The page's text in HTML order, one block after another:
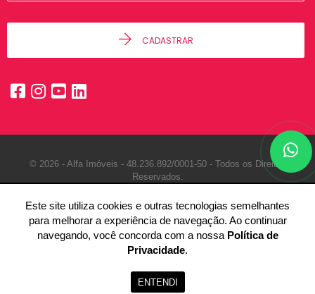
CADASTRAR
© 2026 - Alfa Imóveis - 48.236.892/0001-50 - Todos os Direitos
Reservados.
Este site utiliza cookies e outras tecnologias semelhantes
para melhorar a experiência de navegação. Ao continuar
navegando, você concorda com a nossa Política de
Privacidade.
ENTENDI